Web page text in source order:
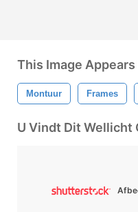
This Image
Montuur Frames
U Vindt Dit Wellicht